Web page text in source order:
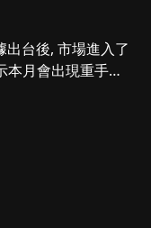
出台後, 市場進入了
本月會出現重手加